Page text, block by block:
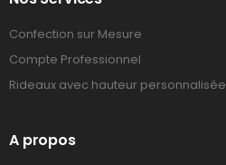
Confection sur Mesure
Compte Professionnel
Rideaux avec hauteur personnalisée
A propos